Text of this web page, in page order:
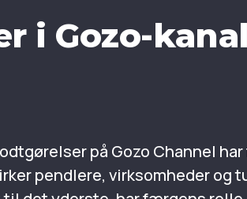
i Gozo-
på Gozo Channel
pendlere, virksomheder og